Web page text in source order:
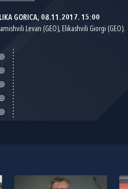
GORICA, 08.11.2017. 15:00
Levan (GEO), Elikashvili Giorgi (GEO).